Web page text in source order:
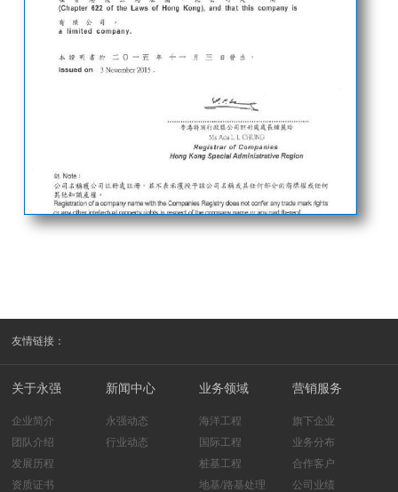
友情链接：
关于永强
企业简介
团队介绍
发展历程
资质证书
新闻中心
永强动态
行业动态
业务领域
海洋工程
国际工程
桩基工程
地基/路基处理
营销服务
旗下企业
业务分布
合作客户
公司业绩